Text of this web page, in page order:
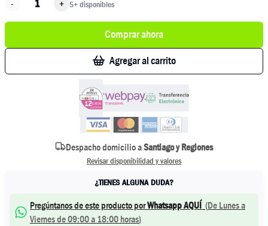
-
+ 5+ disponibles
Comprar ahora
Agregar al carrito
Despacho domicilio aSantiago y Regiones
Revisar disponibilidad y valores
¿TIENES ALGUNA DUDA?
Pregúntanos de este producto porWhatsapp AQUÍ (De Lunes a
Viernes de 09:00 a 18:00 horas)